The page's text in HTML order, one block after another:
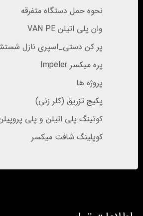
نحوه حمل دستگاه متفرقه
وان پلی اتیلن VAN PE
پر کن دستی_اسپری نازل
پره میکسر Impeler
پروژه ها
پکیج تزریق (کلر زنی)
کوتینگ پلی اتیلن و پلی
کوپلینگ شافت میکسر